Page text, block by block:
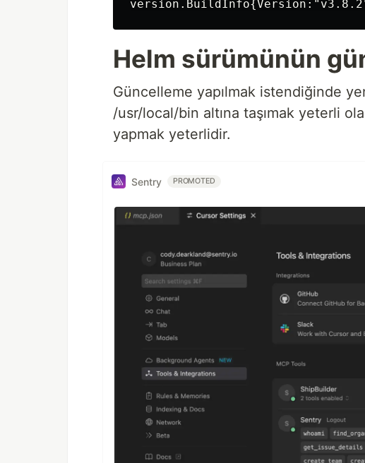
Helm sürümünün
Güncelleme yapılmak istendiğinde
/usr/local/bin altına taşımak yeterli
yapmak yeterlidir.
Sentry PROMOTED